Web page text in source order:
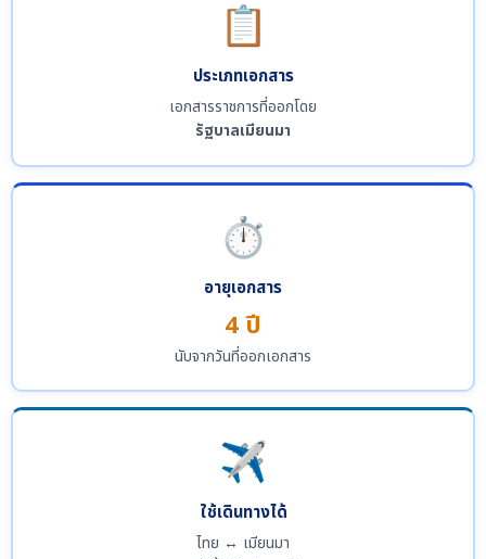
📋
ประเภทเอกสาร
เอกสารราชการที่ออกโดย
รัฐบาลเมียนมา
⏱️
อายุเอกสาร
4 ปี
นับจากวันที่ออกเอกสาร
✈️
ใช้เดินทางได้
ไทย ↔ เมียนมา